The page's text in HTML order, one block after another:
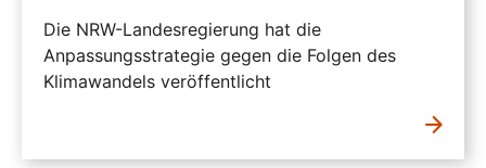
Die NRW-Landesregierung hat die
Anpassungsstrategie gegen die Folgen des
Klimawandels veröffentlicht